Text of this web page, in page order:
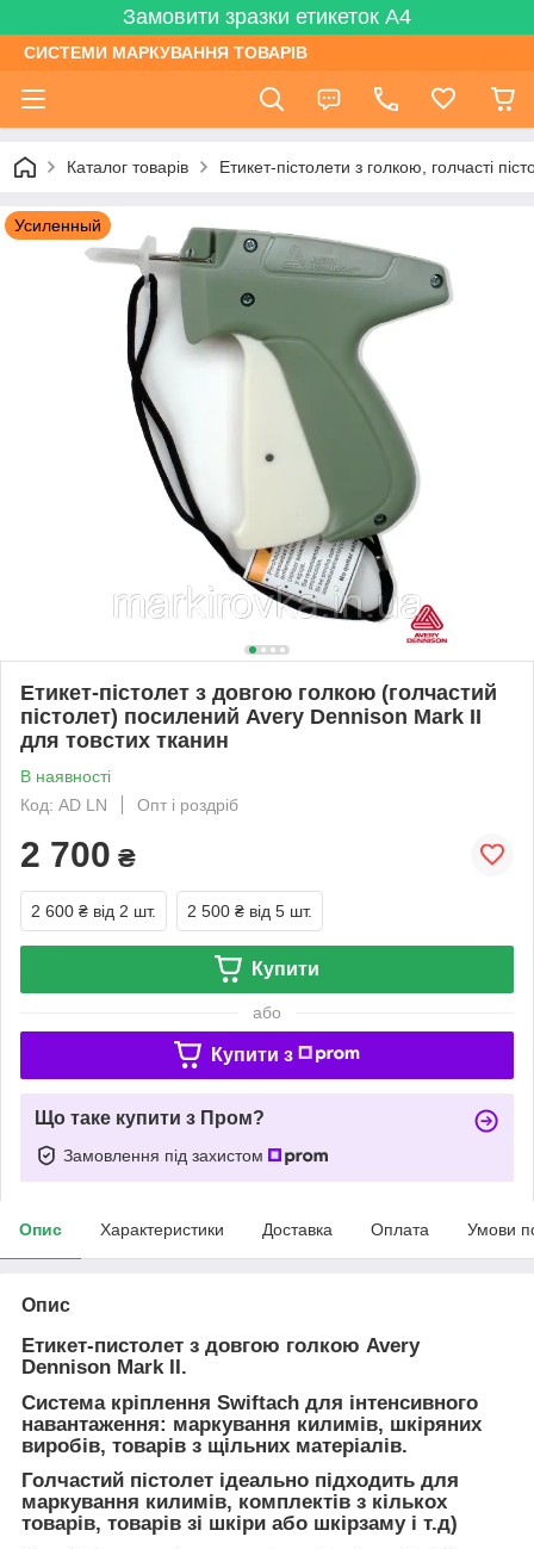
Замовити зразки етикеток А4
СИСТЕМИ МАРКУВАННЯ ТОВАРІВ
Каталог товарів Етикет-пістолети з голкою, голчасті
Усиленный
Етикет-пістолет з довгою голкою (голчастий
пістолет) посилений Avery Dennison Mark II
для товстих тканин
В наявності
Код: AD LN
Опт і роздріб
2 700 ₴
2 600 ₴ від 2 шт. 2 500 ₴ від 5 шт.
Купити
або
Купити з
Що таке купити з Пром?
Замовлення під захистом
Опис Характеристики Доставка Оплата Умови
Опис
Етикет-пистолет з довгою голкою Avery
Dennison Mark II.
Система кріплення Swiftach для інтенсивного
навантаження: маркування килимів, шкіряних
виробів, товарів з щільних матеріалів.
Голчастий пістолет ідеально підходить для
маркування килимів, комплектів з кількох
товарів, товарів зі шкіри або шкірзаму і т.д)